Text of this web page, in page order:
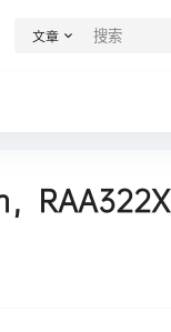
文章
RAA322X